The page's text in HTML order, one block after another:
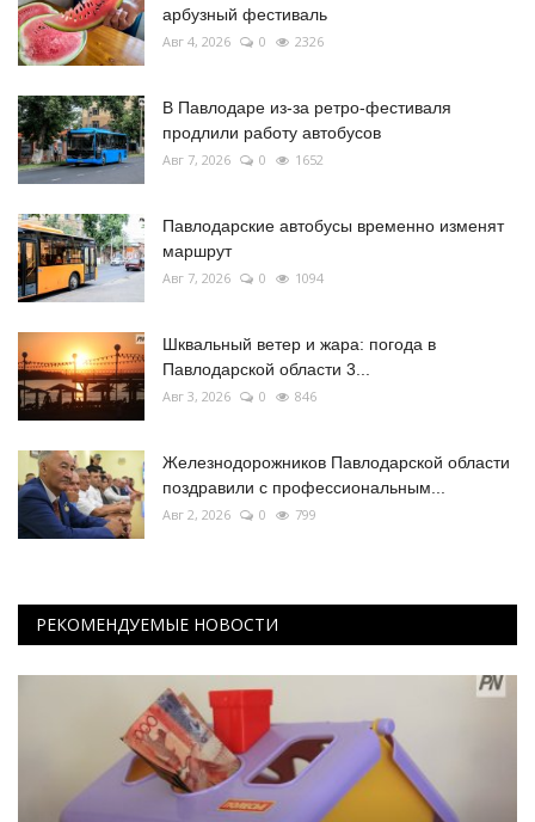
арбузный фестиваль
Авг 4, 2026 0 2326
В Павлодаре из-за ретро-фестиваля
продлили работу автобусов
Авг 7, 2026 0 1652
Павлодарские автобусы временно изменят
маршрут
Авг 7, 2026 0 1094
Шквальный ветер и жара: погода в
Павлодарской области 3...
Авг 3, 2026 0 846
Железнодорожников Павлодарской области
поздравили с профессиональным...
Авг 2, 2026 0 799
РЕКОМЕНДУЕМЫЕ НОВОСТИ